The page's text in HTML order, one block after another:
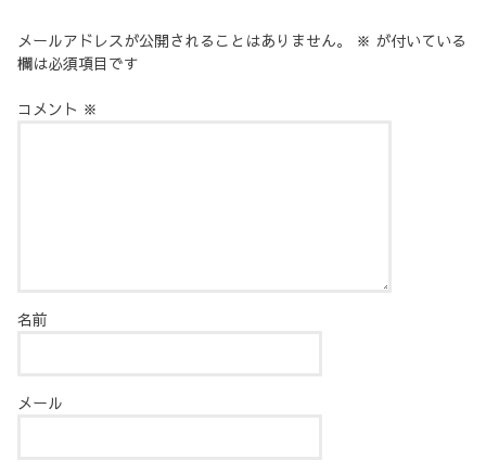
メールアドレスが公開されることはありません。 ※ が付いている
欄は必須項目です
コメント ※
名前
メール